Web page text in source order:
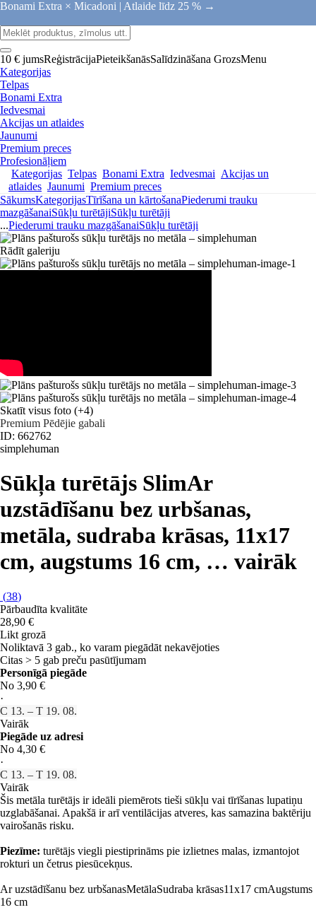
Bonami Extra × Micadoni | Atlaide līdz 25 % →
10 € jumsReģistrācijaPieteikšanāsSalīdzināšana GrozsMenu
Kategorijas
Telpas
Bonami Extra
Iedvesmai
Akcijas un atlaides
Jaunumi
Premium preces
Profesionāļiem
Kategorijas Telpas Bonami Extra Iedvesmai Akcijas un
atlaides Jaunumi Premium preces
SākumsKategorijasTīrīšana un kārtošanaPiederumi trauku
mazgāšanaiSūkļu turētājiSūkļu turētāji
...Piederumi trauku mazgāšanaiSūkļu turētāji
Rādīt galeriju
Skatīt visus foto (+4)
Premium Pēdējie gabali
ID: 662762
simplehuman
Sūkļa turētājs SlimAr
uzstādīšanu bez urbšanas,
metāla, sudraba krāsas, 11x17
cm, augstums 16 cm, … vairāk
(38)
Pārbaudīta kvalitāte
28,90 €
Likt grozā
Noliktavā 3 gab., ko varam piegādāt nekavējoties
Citas > 5 gab preču pasūtījumam
Personīgā piegāde
No 3,90 €
·
C 13. – T 19. 08.
Vairāk
Piegāde uz adresi
No 4,30 €
·
C 13. – T 19. 08.
Vairāk
Šis metāla turētājs ir ideāli piemērots tieši sūkļu vai tīrīšanas lupatiņu
uzglabāšanai. Apakšā ir arī ventilācijas atveres, kas samazina baktēriju
vairošanās risku.
Piezīme: turētājs viegli piestiprināms pie izlietnes malas, izmantojot
rokturi un četrus piesūcekņus.
Ar uzstādīšanu bez urbšanasMetālaSudraba krāsas11x17 cmAugstums
16 cm